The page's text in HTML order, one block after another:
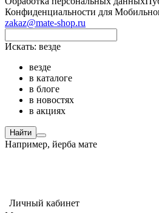
Конфиденциальности для
zakaz@mate-shop.ru
Искать: везде
везде
в каталоге
в блоге
в новостях
в акциях
Найти
Например, йерба мате
Личный кабинет